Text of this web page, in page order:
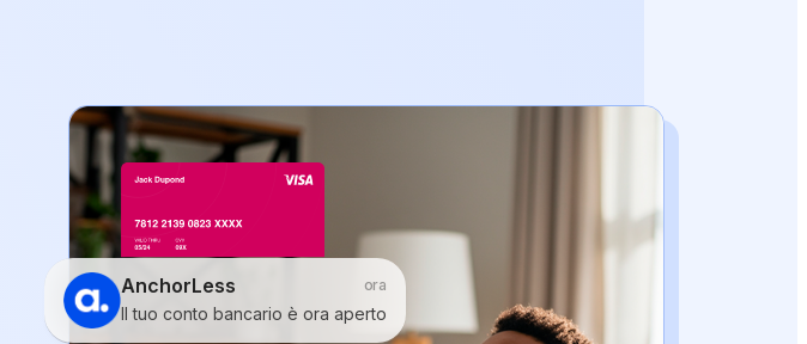
AnchorLess ora
Il tuo conto bancario è ora aperto